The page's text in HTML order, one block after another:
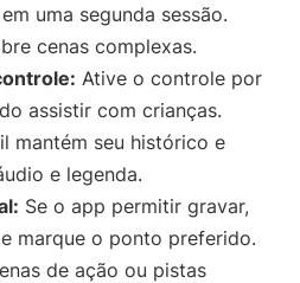
uma segunda sessão.
cenas complexas.
Ative o controle por
assistir com crianças.
mantém seu histórico e
e legenda.
Se o app permitir gravar,
marque o ponto preferido.
de ação ou pistas